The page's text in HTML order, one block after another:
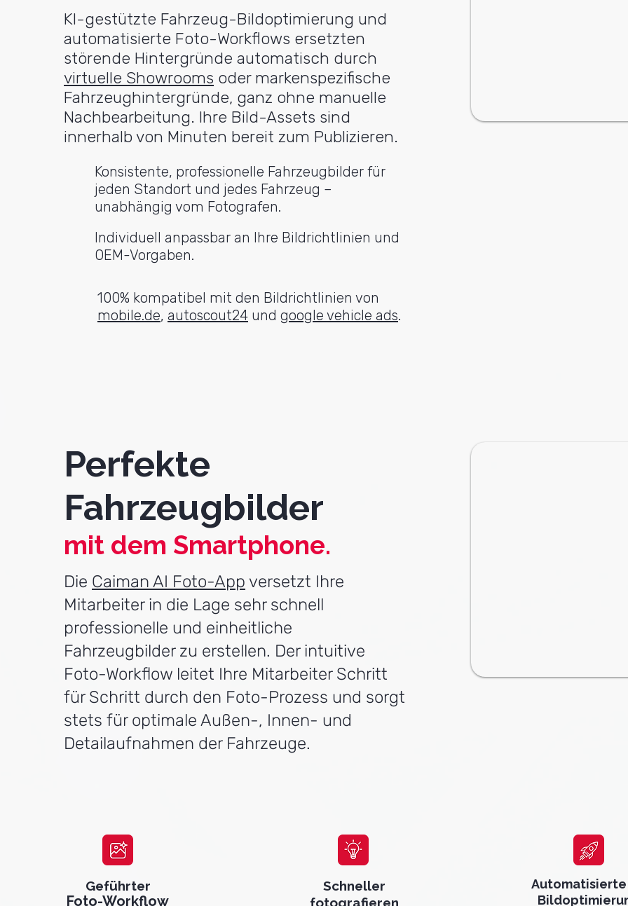
KI-gestützte Fahrzeug-Bildoptimierung und
automatisierte Foto-Workflows ersetzten
störende Hintergründe automatisch durch
virtuelle Showrooms oder markenspezifische
Fahrzeughintergründe, ganz ohne manuelle
Nachbearbeitung. Ihre Bild-Assets sind
innerhalb von Minuten bereit zum Publizieren.
Konsistente, professionelle Fahrzeugbilder für
jeden Standort und jedes Fahrzeug –
unabhängig vom Fotografen.
Individuell anpassbar an Ihre Bildrichtlinien und
OEM-Vorgaben.
100% kompatibel mit den Bildrichtlinien von
mobile.de, autoscout24 und google vehicle ads.
Perfekte
Fahrzeugbilder
mit dem Smartphone.
Die Caiman AI Foto-App versetzt Ihre
Mitarbeiter in die Lage sehr schnell
professionelle und einheitliche
Fahrzeugbilder zu erstellen. Der intuitive
Foto-Workflow leitet Ihre Mitarbeiter Schritt
für Schritt durch den Foto-Prozess und sorgt
stets für optimale Außen-, Innen- und
Detailaufnahmen der Fahrzeuge.
Geführter
Foto-Workflow
Schneller
fotografieren
Automatisierte